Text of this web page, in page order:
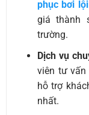
phục bơi lội
giá thành
trường.
Dịch vụ
viên tư vấn
hỗ trợ
nhất.